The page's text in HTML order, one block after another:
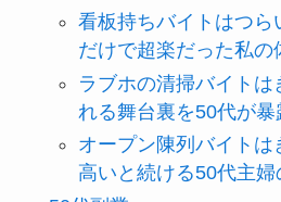
看板持ちバイトはつら
だけで超楽だった私の
ラブホの清掃バイトは
れる舞台裏を50代が暴
オープン陳列バイト
高いと続ける50代主婦